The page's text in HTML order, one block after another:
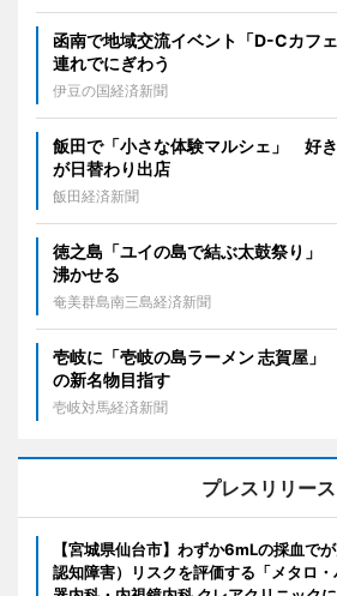
函南で地域交流イベント「D-Cカフ
連れでにぎわう
伊豆の国経済新聞
飯田で「小さな体験マルシェ」 好
が日替わり出店
飯田経済新聞
徳之島「ユイの島で結ぶ太鼓祭り」
沸かせる
奄美群島南三島経済新聞
壱岐に「壱岐の島ラーメン 志賀屋
の新名物目指す
壱岐対馬経済新聞
プレスリリース
【宮城県仙台市】わずか6mLの採血で
認知障害）リスクを評価する「メタロ